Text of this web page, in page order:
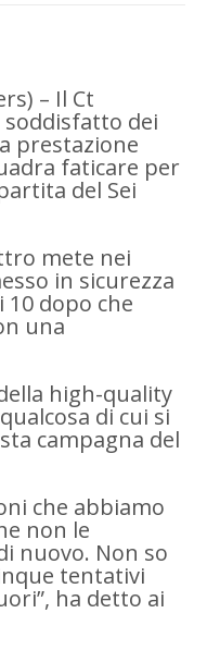
– Il Ct
soddisfatto dei
prestazione
faticare per
del Sei
mete nei
in sicurezza
dopo che
una
high-quality
di cui si
campagna del
che abbiamo
non le
nuovo. Non so
tentativi
ha detto ai